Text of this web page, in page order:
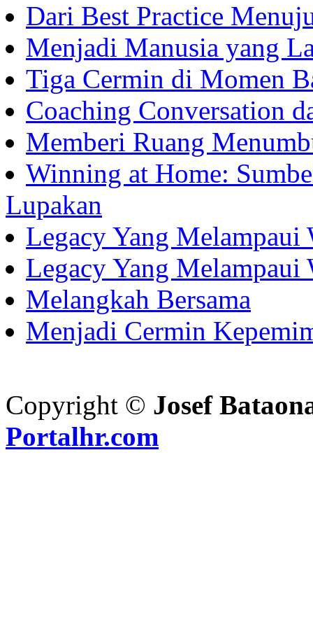
Dari Best Practice
Menjadi Manusia yang
Tiga Cermin di Momen
Coaching Conversation
Memberi Ruang
Winning at Home:
Lupakan
Legacy Yang Melampaui
Legacy Yang Melampaui
Melangkah Bersama
Menjadi Cermin
Copyright © Josef
Portalhr.com